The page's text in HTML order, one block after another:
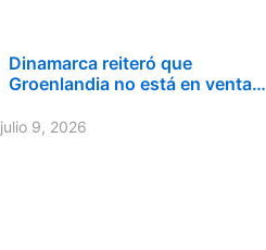
Dinamarca reiteró que
Groenlandia no está en venta…
julio 9, 2026